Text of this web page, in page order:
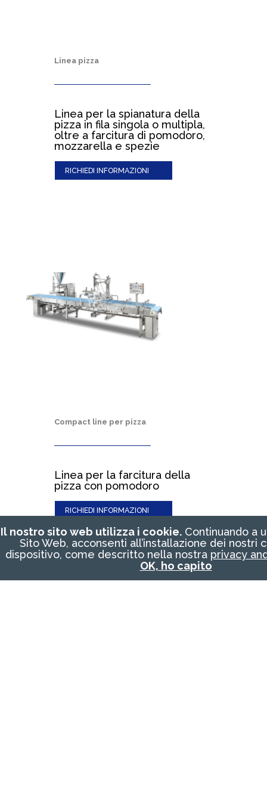
Il nostro sito web utilizza i cookie. Continuando a
Sito Web, acconsenti all’installazione dei nostri
dispositivo, come descritto nella nostra privacy
OK, ho capito
Linea pizza
Linea per la spianatura della
pizza in fila singola o multipla,
oltre a farcitura di pomodoro,
mozzarella e spezie
RICHIEDI INFORMAZIONI
Compact line per pizza
Linea per la farcitura della
pizza con pomodoro
RICHIEDI INFORMAZIONI